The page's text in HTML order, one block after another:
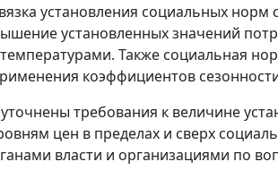
установления социальных норм
установленных значений
Также социальная
коэффициентов
требования к величине
цен в пределах и сверх
власти и организациями по